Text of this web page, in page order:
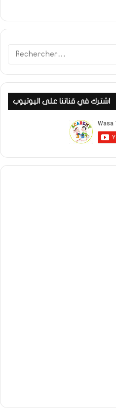
اشترك في قناتنا على اليوتيوب